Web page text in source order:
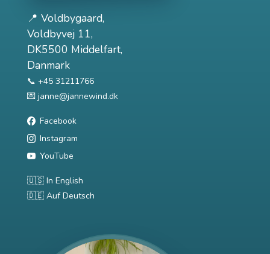
📍 Voldbygaard,
Voldbyvej 11,
DK5500 Middelfart,
Danmark
📞 +45 31211766
💌 janne@jannewind.dk
Facebook
Instagram
YouTube
🇺🇸 In English
🇩🇪 Auf Deutsch